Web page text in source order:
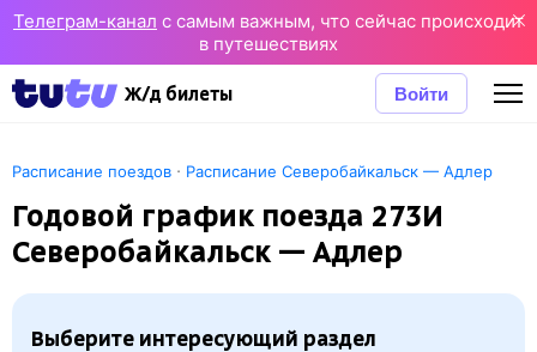
Телеграм-канал с самым важным, что сейчас происходит
в путешествиях
Ж/д билеты Войти
Расписание поездов · Расписание Северобайкальск — Адлер
Годовой график поезда 273И
Северобайкальск — Адлер
Выберите интересующий раздел